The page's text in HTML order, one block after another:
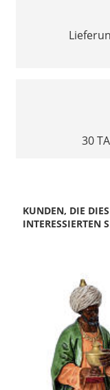
30
KUNDEN, DIE
INTERESSIERTEN